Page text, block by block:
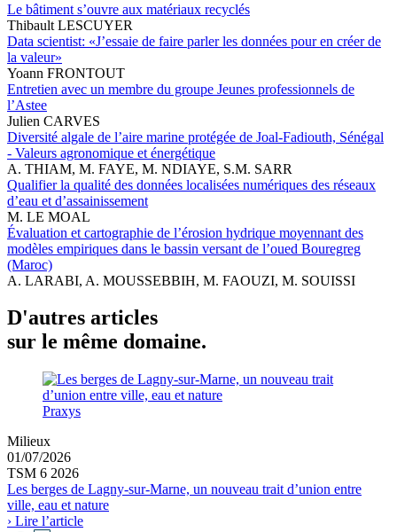
Le bâtiment s’ouvre aux matériaux recyclés
Thibault LESCUYER
Data scientist: «J’essaie de faire parler les données pour en créer de
la valeur»
Yoann FRONTOUT
Entretien avec un membre du groupe Jeunes professionnels de
l’Astee
Julien CARVES
Diversité algale de l’aire marine protégée de Joal-Fadiouth, Sénégal
- Valeurs agronomique et énergétique
A. THIAM, M. FAYE, M. NDIAYE, S.M. SARR
Qualifier la qualité des données localisées numériques des réseaux
d’eau et d’assainissement
M. LE MOAL
Évaluation et cartographie de l’érosion hydrique moyennant des
modèles empiriques dans le bassin versant de l’oued Bouregreg
(Maroc)
A. LARABI, A. MOUSSEBBIH, M. FAOUZI, M. SOUISSI
D'autres articles
sur le même domaine.
Praxys
Milieux
01/07/2026
TSM 6 2026
Les berges de Lagny-sur-Marne, un nouveau trait d’union entre
ville, eau et nature
› Lire l’article